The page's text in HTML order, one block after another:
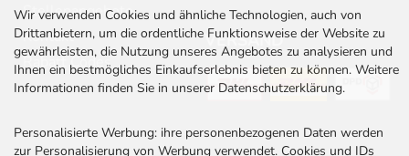
Wir verwenden Cookies und ähnliche Technologien, auch von
Drittanbietern, um die ordentliche Funktionsweise der Website zu
gewährleisten, die Nutzung unseres Angebotes zu analysieren und
Ihnen ein bestmögliches Einkaufserlebnis bieten zu können. Weitere
Informationen finden Sie in unserer Datenschutzerklärung.
Personalisierte Werbung: ihre personenbezogenen Daten werden
zur Personalisierung von Werbung verwendet. Cookies und IDs
Stellenangebote
Kontakt
Rabatt Codes
VERSAND